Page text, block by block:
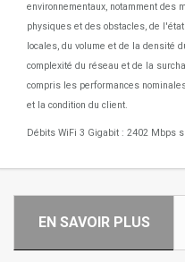
environnementaux, notamment des
physiques et des obstacles, de
locales, du volume et de la densité
complexité du réseau et de la
compris les performances
et la condition du client.
Débits WiFi 3 Gigabit : 2402 Mbps
EN SAVOIR PLUS